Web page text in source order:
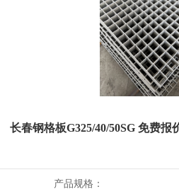
长春钢格板G325/40/50SG 免费报
产品规格：